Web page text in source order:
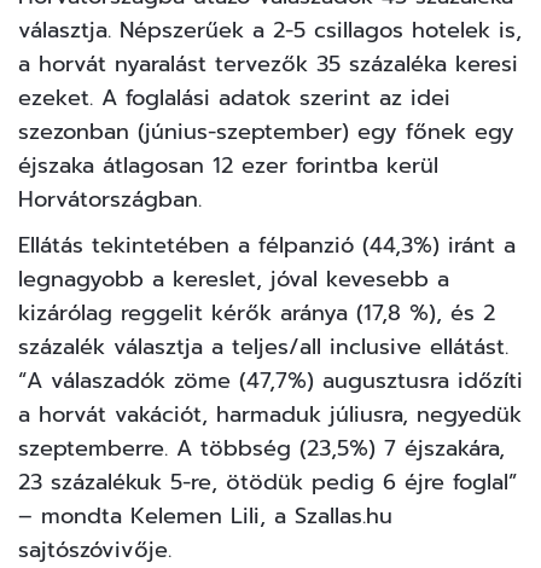
választja. Népszerűek a 2-5 csillagos hotelek is,
a horvát nyaralást tervezők 35 százaléka keresi
ezeket. A foglalási adatok szerint az idei
szezonban (június-szeptember) egy főnek egy
éjszaka átlagosan 12 ezer forintba kerül
Horvátországban.
Ellátás tekintetében a félpanzió (44,3%) iránt a
legnagyobb a kereslet, jóval kevesebb a
kizárólag reggelit kérők aránya (17,8 %), és 2
százalék választja a teljes/all inclusive ellátást.
“A válaszadók zöme (47,7%) augusztusra időzíti
a horvát vakációt, harmaduk júliusra, negyedük
szeptemberre. A többség (23,5%) 7 éjszakára,
23 százalékuk 5-re, ötödük pedig 6 éjre foglal”
– mondta Kelemen Lili, a Szallas.hu
sajtószóvivője.